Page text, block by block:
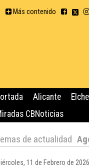
Más contenido
Alicante Elche
CBNoticias
de actualidad
11 de Febrero de 2026